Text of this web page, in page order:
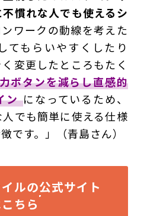
慣れな人でも使えるシ
ワークの動線を考えた
てもらいやすくしたり
変更したところもたく
ボタンを減らし直感的
ン になっているため、
でも簡単に使える仕様
です。」（青島さん）
ルの公式サイト
ちら